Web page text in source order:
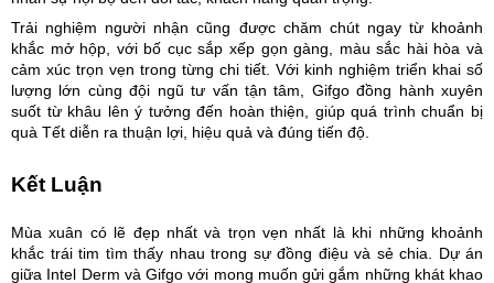
Trải nghiệm người nhận cũng được chăm chút ngay từ khoảnh
khắc mở hộp, với bố cục sắp xếp gọn gàng, màu sắc hài hòa và
cảm xúc trọn vẹn trong từng chi tiết. Với kinh nghiệm triển khai số
lượng lớn cùng đội ngũ tư vấn tận tâm, Gifgo đồng hành xuyên
suốt từ khâu lên ý tưởng đến hoàn thiện, giúp quá trình chuẩn bị
quà Tết diễn ra thuận lợi, hiệu quả và đúng tiến độ.
Kết Luận
Mùa xuân có lẽ đẹp nhất và trọn vẹn nhất là khi những khoảnh
khắc trái tim tìm thấy nhau trong sự đồng điệu và sẻ chia. Dự án
giữa Intel Derm và Gifgo với mong muốn gửi gắm những khát khao